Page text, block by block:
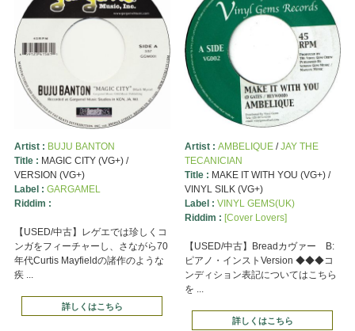
Artist : BUJU BANTON
Title : MAGIC CITY (VG+) /
VERSION (VG+)
Label : GARGAMEL
Riddim :
【USED/中古】レゲエでは珍しくコ
ンガをフィーチャーし、さながら70
年代Curtis Mayfieldの諸作のような
疾 ...
詳しくはこちら
Artist : AMBELIQUE/JAY THE
TECANICIAN
Title : MAKE IT WITH YOU (VG+) /
VINYL SILK (VG+)
Label : VINYL GEMS(UK)
Riddim : [Cover Lovers]
【USED/中古】Breadカヴァー B:
ピアノ・インストVersion ◆◆◆コ
ンディション表記についてはこちら
を ...
詳しくはこちら